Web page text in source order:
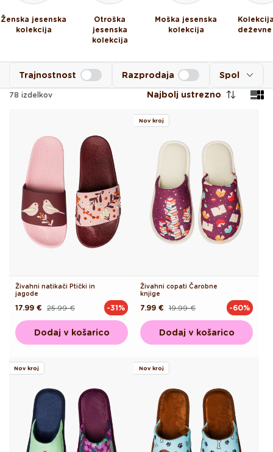
Ženska jesenska
kolekcija
Otroška
jesenska
kolekcija
Moška jesenska
kolekcija
Spol
Trajnostnost Razprodaja
78 izdelkov Najbolj ustrezno
Živahni natikači Ptički in
jagode
Redna
25.99 €
Akcijska
17.99 € -31%
Dodaj v košarico
Nov kroj
Živahni copati Čarobne
knjige
Redna 19.99 €
Akcijska
7.99 € -60%
Dodaj v košarico
Nov kroj Nov kroj